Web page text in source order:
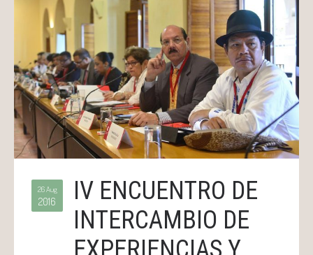
26 Aug
2016
IV ENCUENTRO DE
INTERCAMBIO DE